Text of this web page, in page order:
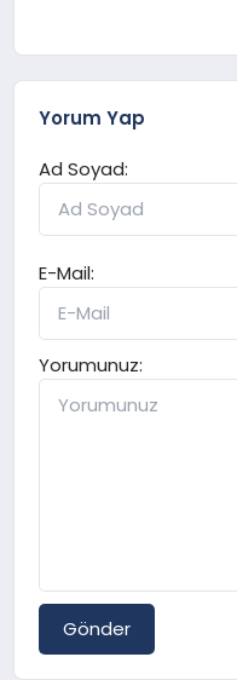
Yorum Yap
Ad Soyad:
E-Mail:
Yorumunuz:
Gönder